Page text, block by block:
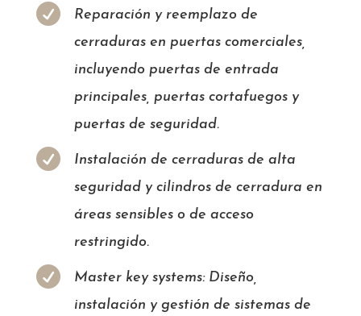

Reparación y reemplazo de
cerraduras en puertas comerciales,
incluyendo puertas de entrada
principales, puertas cortafuegos y
puertas de seguridad.

Instalación de cerraduras de alta
seguridad y cilindros de cerradura en
áreas sensibles o de acceso
restringido.

Master key systems: Diseño,
instalación y gestión de sistemas de